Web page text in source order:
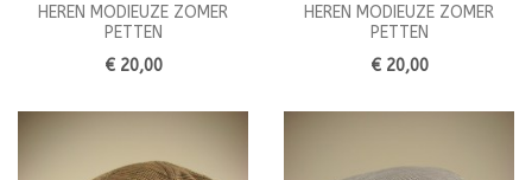
HEREN MODIEUZE ZOMER
PETTEN
€ 20,00
HEREN MODIEUZE ZOMER
PETTEN
€ 20,00